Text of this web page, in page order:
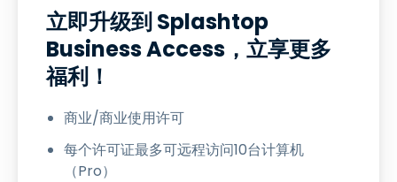
立即升级到 Splashtop
Business Access，立享更多
福利！
商业/商业使用许可
每个许可证最多可远程访问10台计算机
（Pro）